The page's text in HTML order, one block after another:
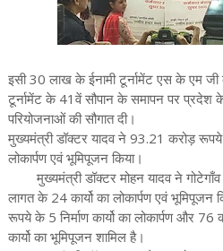
इसी 30 लाख के ईनामी टूर्नामेंट एस के एम जी
टूर्नामेंट के 41वें सौपान के समापन पर प्रदेश
परियोजनाओं की सौगात दी।
मुख्यमंत्री डॉक्टर यादव ने 93.21 करोड़ रूपये
लोकार्पण एवं भूमिपूजन किया।
मुख्यमंत्री डॉक्टर मोहन यादव ने
लागत के 24 कार्यो का लोकार्पण एवं
रूपये के 5 निर्माण कार्यो का लोकार्पण और
कार्यो का भूमिपूजन शामिल है।